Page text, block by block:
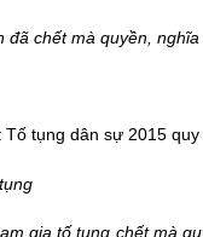
đã chết mà quyền,
tụng dân sự 2015
gia tố tụng chết mà